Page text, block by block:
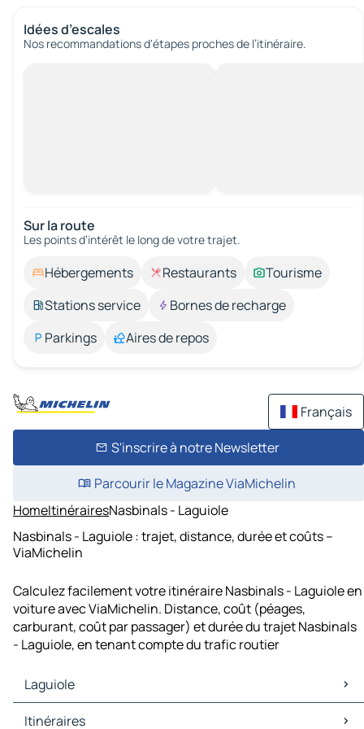
Idées d’escales
Nos recommandations d'étapes proches de l’itinéraire.
Sur la route
Les points d’intérêt le long de votre trajet.
Hébergements Restaurants
Tourisme
Stations service
Bornes de recharge
Parkings
Aires de repos
Français
S'inscrire à notre Newsletter
Parcourir le Magazine ViaMichelin
HomeItinérairesNasbinals - Laguiole
Nasbinals - Laguiole : trajet, distance, durée et coûts –
ViaMichelin
Calculez facilement votre itinéraire Nasbinals - Laguiole en
voiture avec ViaMichelin. Distance, coût (péages,
carburant, coût par passager) et durée du trajet Nasbinals
- Laguiole, en tenant compte du trafic routier
Laguiole
Laguiole Cartes et plans
Itinéraires